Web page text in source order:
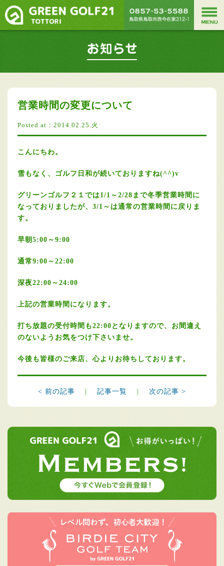
営業時間の変更について
Posted at：2014.02.25.火
こんにちわ。
雪もなく、ゴルフ日和が続いておりますね(^^)v
グリーンゴルフ２１では1/1～2/28まで冬季営業時間に
なっておりましたが、3/1～は通常の営業時間に戻りま
す。
早朝5:00～9:00
通常9:00～22:00
深夜22:00～24:00
上記の営業時間になります。
打ち放題の受付時間も22:00となりますので、お間違え
のないようお気をつけ下さいませ。
今後も皆様のご来店、心よりお待ちしております。
< 前の記事 記事一覧 次の記事 >